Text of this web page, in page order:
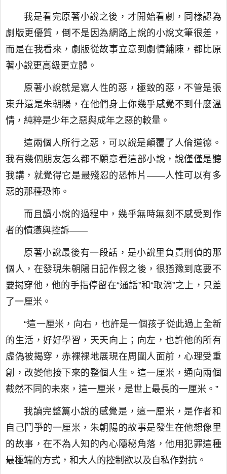
我是看完原著小說之後，才開始看劇，同樣認為
劇版更優質，倒不是因為網路上說的小說文筆很差，
而是在我看來，劇版從故事立意到劇情鋪陳，都比原
著小說更高級更立體。
原著小說就是寫人性的惡，極致的惡，不管是張
東升還是朱朝陽，在他們身上你幾乎感覺不到什麼溫
情，純粹是少年之惡與成年之惡的較量。
這兩個人所行之惡，可以說是顛覆了人倫道德。
我有幾個朋友怎么都不願意看這部小說，說僅僅是聽
我講，就覺得它是最殘忍的恐怖片——人性可以有多
惡的那種恐怖。
而且讀小說的過程中，幾乎無時無刻不感受到作
者的憤懣與控訴——
原著小說最後有一段話，是小說里負責刑偵的那
個人，在發現朱朝陽日記作假之後，很猶豫到底要不
要揭穿他，他的手指停留在“通話”和“取消”之上，只差
了一厘米。
“這一厘米，向右，也許是一個孩子從此過上全新
的生活，好好學習，天天向上；向左，也許他的所有
虛偽被揭穿，赤裸裸地展現在周圍人面前，心理受重
創，改變他接下來的整個人生。這一厘米，通向兩個
截然不同的未來，這一厘米，是世上最長的一厘米。”
我讀完整篇小說的感覺是，這一厘米，是作者和
自己鬥爭的一厘米，朱朝陽的故事是發生在他想像里
的故事，在不為人知的內心隱秘角落，他用犯罪這種
最極端的方式，和大人的控制欲以及自私作對抗。